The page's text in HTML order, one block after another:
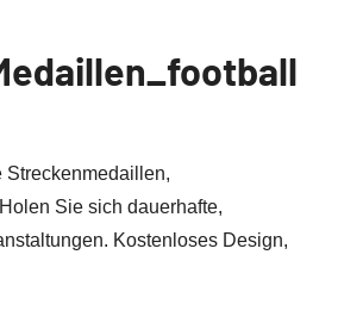
Streckenmedaillen,
Sie sich dauerhafte,
Kostenloses Design,